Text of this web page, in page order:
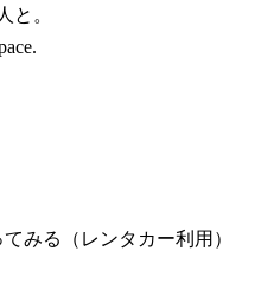
と。
みる（レンタカー利用）